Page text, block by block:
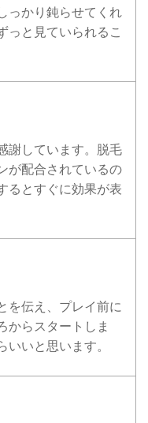
っかり鈍らせてくれ
っと見ていられるこ
謝しています。脱毛
が配合されているの
るとすぐに効果が表
を伝え、プレイ前に
からスタートしま
いと思います。